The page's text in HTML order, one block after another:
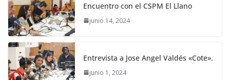
Encuentro con el CSPM El Llano
junio 14, 2024
Entrevista a Jose Angel Valdés «Cote».
junio 1, 2024